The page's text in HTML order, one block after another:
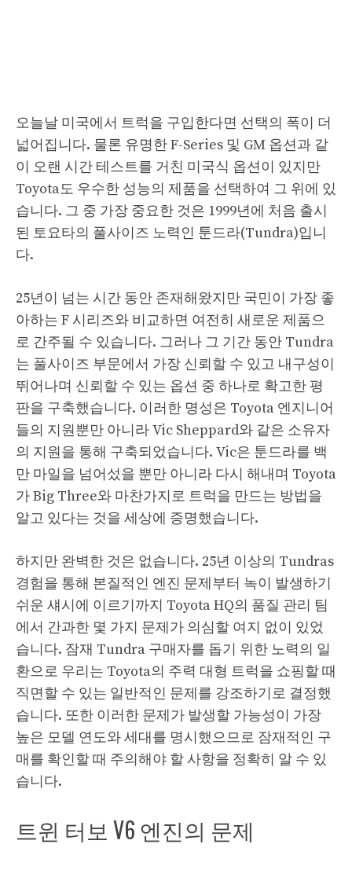
오늘날 미국에서 트럭을 구입한다면 선택의 폭이 더
넓어집니다. 물론 유명한 F-Series 및 GM 옵션과 같
이 오랜 시간 테스트를 거친 미국식 옵션이 있지만
Toyota도 우수한 성능의 제품을 선택하여 그 위에 있
습니다. 그 중 가장 중요한 것은 1999년에 처음 출시
된 토요타의 풀사이즈 노력인 툰드라(Tundra)입니
다.
25년이 넘는 시간 동안 존재해왔지만 국민이 가장 좋
아하는 F 시리즈와 비교하면 여전히 새로운 제품으
로 간주될 수 있습니다. 그러나 그 기간 동안 Tundra
는 풀사이즈 부문에서 가장 신뢰할 수 있고 내구성이
뛰어나며 신뢰할 수 있는 옵션 중 하나로 확고한 평
판을 구축했습니다. 이러한 명성은 Toyota 엔지니어
들의 지원뿐만 아니라 Vic Sheppard와 같은 소유자
의 지원을 통해 구축되었습니다. Vic은 툰드라를 백
만 마일을 넘어섰을 뿐만 아니라 다시 해내며 Toyota
가 Big Three와 마찬가지로 트럭을 만드는 방법을
알고 있다는 것을 세상에 증명했습니다.
하지만 완벽한 것은 없습니다. 25년 이상의 Tundras
경험을 통해 본질적인 엔진 문제부터 녹이 발생하기
쉬운 섀시에 이르기까지 Toyota HQ의 품질 관리 팀
에서 간과한 몇 가지 문제가 의심할 여지 없이 있었
습니다. 잠재 Tundra 구매자를 돕기 위한 노력의 일
환으로 우리는 Toyota의 주력 대형 트럭을 쇼핑할 때
직면할 수 있는 일반적인 문제를 강조하기로 결정했
습니다. 또한 이러한 문제가 발생할 가능성이 가장
높은 모델 연도와 세대를 명시했으므로 잠재적인 구
매를 확인할 때 주의해야 할 사항을 정확히 알 수 있
습니다.
트윈 터보 V6 엔진의 문제